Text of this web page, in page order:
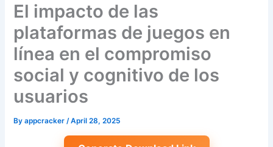
El impacto de las
plataformas de juegos en
línea en el compromiso
social y cognitivo de los
usuarios
Byappcracker/April 28, 2025